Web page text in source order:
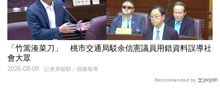
「竹篙湊菜刀」 桃市交通局駁余信憲議員用錯資料誤導社
會大眾
記者黃駿騏／桃園報導
2026-08-08
Recommended by